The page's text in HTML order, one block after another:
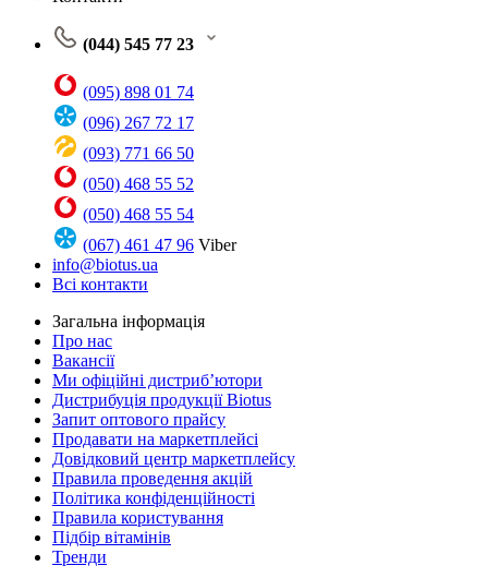
(044) 545 77 23
(095) 898 01 74
(096) 267 72 17
(093) 771 66 50
(050) 468 55 52
(050) 468 55 54
(067) 461 47 96 Viber
info@biotus.ua
Всі контакти
Загальна інформація
Про нас
Вакансії
Ми офіційні дистриб’ютори
Дистрибуція продукції Biotus
Запит оптового прайсу
Продавати на маркетплейсі
Довідковий центр маркетплейсу
Правила проведення акцій
Політика конфіденційності
Правила користування
Підбір вітамінів
Тренди